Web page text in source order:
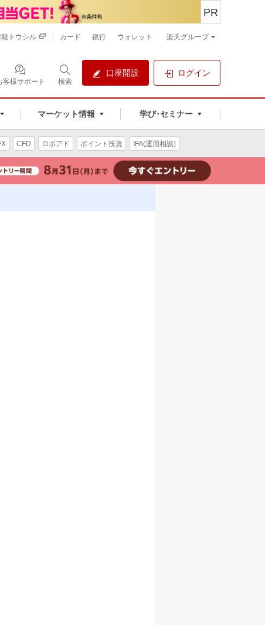
客様サポート 検索
口座開設 ログイン
マーケット情報 学び･セミナー
PR
トウシル カード 銀行 ウォレット 楽天グループ
CFD ロボアド ポイント投資 IFA(運用相談)